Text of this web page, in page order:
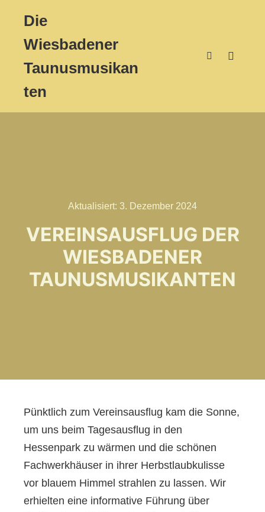
Die
Wiesbadener
Taunusmusikan
ten
Aktualisiert: 3. Dezember 2024
VEREINSAUSFLUG DER
WIESBADENER
TAUNUSMUSIKANTEN
Pünktlich zum Vereinsausflug kam die Sonne,
um uns beim Tagesausflug in den
Hessenpark zu wärmen und die schönen
Fachwerkhäuser in ihrer Herbstlaubkulisse
vor blauem Himmel strahlen zu lassen. Wir
erhielten eine informative Führung über